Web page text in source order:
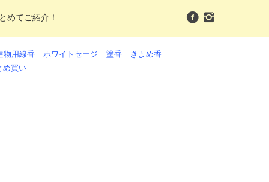
めてご紹介！
物用線香 ホワイトセージ 塗香
きよめ香
め買い